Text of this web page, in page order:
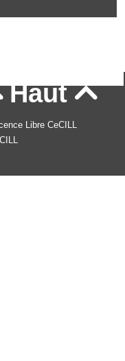
Haut
Libre CeCILL